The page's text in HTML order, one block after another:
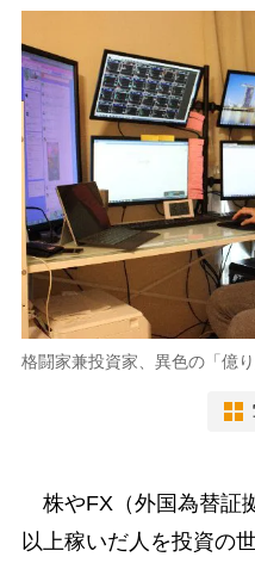
格闘家兼投資家、異色の「億
株やFX（外国為替証
以上稼いだ人を投資の